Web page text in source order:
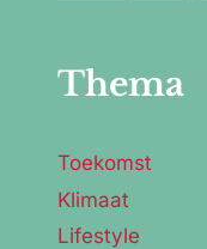
Thema
Toekomst
Klimaat
Lifestyle